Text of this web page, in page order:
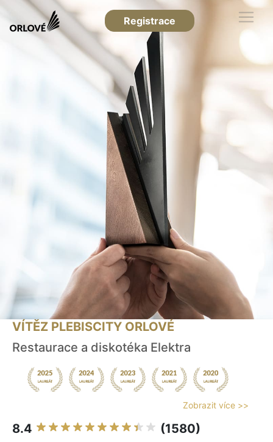
Registrace
VÍTĚZ PLEBISCITY ORLOVÉ
Restaurace a diskotéka Elektra
Zobrazit více >>
8.4 (1580)